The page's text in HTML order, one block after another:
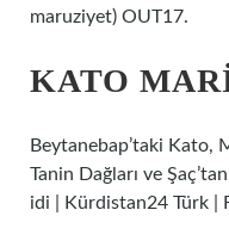
maruziyet) OUT17.
KATO
Beytanebap’taki Kato,
Tanin Dağları ve
idi | Kürdistan24 Türk |